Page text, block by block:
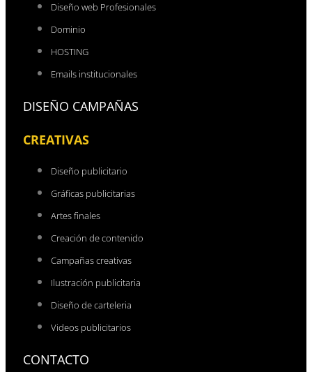
Diseño web Profesionales
Dominio
HOSTING
Emails institucionales
DISEÑO CAMPAÑAS
CREATIVAS
Diseño publicitario
Gráficas publicitarias
Artes finales
Creación de contenido
Campañas creativas
Ilustración publicitaria
Diseño de carteleria
Videos publicitarios
CONTACTO